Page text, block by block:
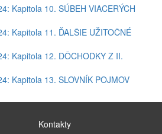
Kapitola 10. SÚBEH VIACERÝCH
Kapitola 11. ĎALŠIE UŽITOČNÉ
Kapitola 12. DÔCHODKY Z II.
Kapitola 13. SLOVNÍK POJMOV
Kontakty